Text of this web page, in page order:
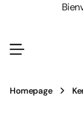
Homepage